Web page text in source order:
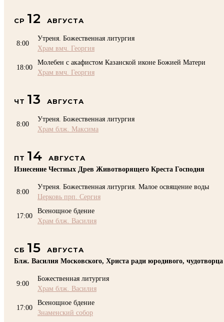
СР 12 АВГУСТА
8:00
Утреня. Божественная литургия
Храм вмч. Георгия
18:00
Молебен с акафистом Казанской иконе Божией Матери
Храм вмч. Георгия
ЧТ 13 АВГУСТА
8:00
Утреня. Божественная литургия
Храм блж. Максима
ПТ 14
АВГУСТА
Изнесение Честных Древ Животворящего Креста Господня
8:00
Утреня. Божественная литургия. Малое освящение воды
Церковь прп. Сергия
17:00
Всенощное бдение
Храм блж. Василия
СБ 15
АВГУСТА
Блж. Василия Московского, Христа ради юродивого, чудотворца
9:00
Божественная литургия
Храм блж. Василия
17:00
Всенощное бдение
Знаменский собор